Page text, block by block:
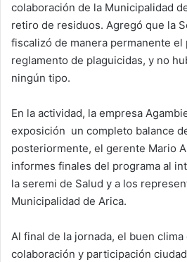
colaboración de la Municipalidad
retiro de residuos. Agregó que la
fiscalizó de manera permanente
reglamento de plaguicidas, y no
ningún tipo.
En la actividad, la empresa
exposición un completo balance
posteriormente, el gerente Mario
informes finales del programa al
la seremi de Salud y a los
Municipalidad de Arica.
Al final de la jornada, el buen
colaboración y participación